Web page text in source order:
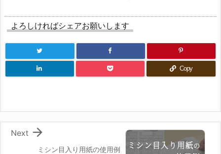
よろしければシェアお願いします
Copy
ミシン目入り用紙の使用例

Next